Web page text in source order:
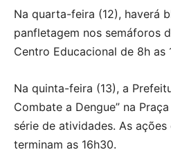
Na quarta-feira (12), haverá
panfletagem nos semáforos
Centro Educacional de 8h as
Na quinta-feira (13), a
Combate a Dengue” na
série de atividades. As ações
terminam as 16h30.